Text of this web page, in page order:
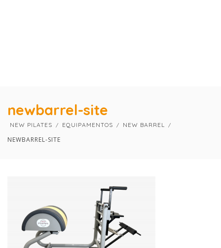
newbarrel-site
NEW PILATES EQUIPAMENTOS NEW BARREL
NEWBARREL-SITE